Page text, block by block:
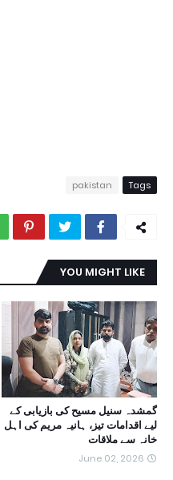
Tags
pakistan
YOU MIGHT LIKE
گمشدہ سنیل مسیح کی بازیابی کے
لیے اقدامات تیز، ہانیہ مریم کی اہل
خانہ سے ملاقات
June 02, 2026